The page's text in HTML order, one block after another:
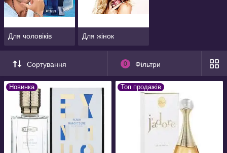
Для чоловіків Для жінок
Сортування 0 Фільтри
Новинка Топ продажів